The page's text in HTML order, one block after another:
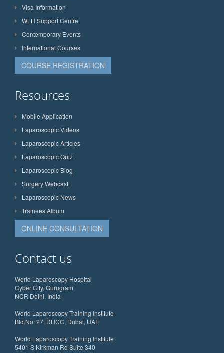
Visa Information
WLH Support Centre
Contemporary Events
International Courses
COURSE REGISTRATION
Resources
Mobile Application
Laparoscopic Videos
Laparoscopic Articles
Laparoscopic Quiz
Laparoscopic Blog
Surgery Webcast
Laparoscopic News
Trainees Album
ONLINE CONSULTATION
Contact us
World Laparoscopy Hospital
Cyber City, Gurugram
NCR Delhi, India
World Laparoscopy Training Institute
Bld.No: 27, DHCC, Dubai, UAE
World Laparoscopy Training Institute
5401 S Kirkman Rd Suite 340